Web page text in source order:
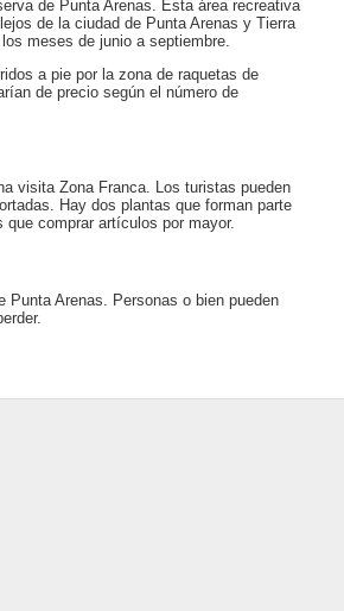
de Punta Arenas. Esta área recreativa
de la ciudad de Punta Arenas y Tierra
meses de junio a septiembre.
a pie por la zona de raquetas de
de precio según el número de
visita Zona Franca. Los turistas pueden
Hay dos plantas que forman parte
comprar artículos por mayor.
Arenas. Personas o bien pueden